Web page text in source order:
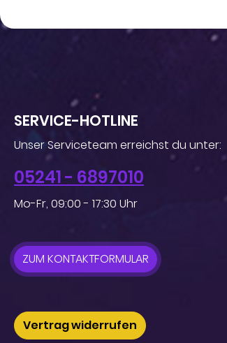
SERVICE-HOTLINE
Unser Serviceteam erreichst du unter:
05241 - 6897010
Mo-Fr, 09:00 - 17:30 Uhr
ZUM KONTAKTFORMULAR
Vertrag widerrufen